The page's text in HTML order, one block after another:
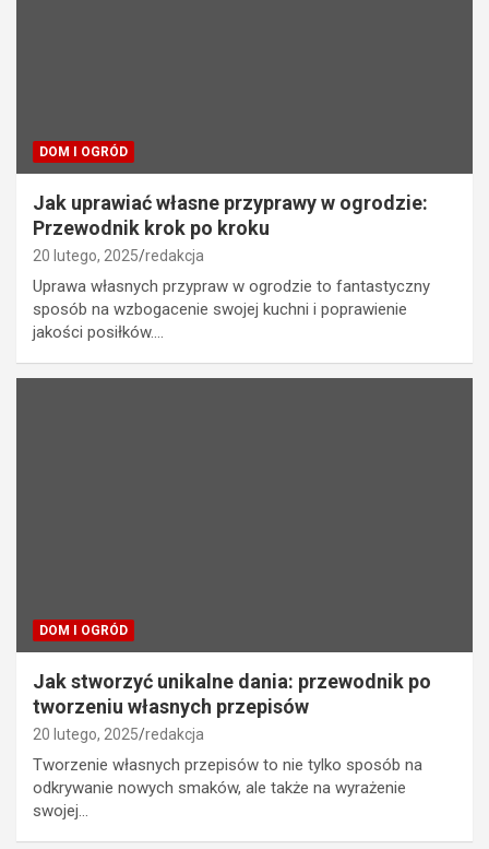
DOM I OGRÓD
Jak uprawiać własne przyprawy w ogrodzie:
Przewodnik krok po kroku
20 lutego, 2025 redakcja
Uprawa własnych przypraw w ogrodzie to fantastyczny
sposób na wzbogacenie swojej kuchni i poprawienie
jakości posiłków.…
DOM I OGRÓD
Jak stworzyć unikalne dania: przewodnik po
tworzeniu własnych przepisów
20 lutego, 2025 redakcja
Tworzenie własnych przepisów to nie tylko sposób na
odkrywanie nowych smaków, ale także na wyrażenie
swojej…